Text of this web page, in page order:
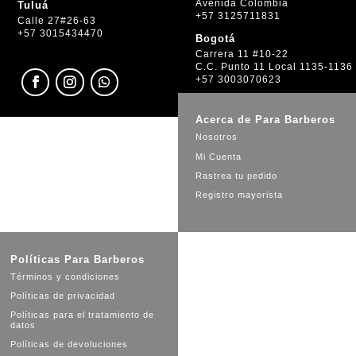
Tuluá
Calle 27#26-63
+57 3015434470
Avenida Colombia
+57 3125711831
Bogotá
Carrera 11 #10-22
C.C. Punto 11 Local 1135-1136
+57 3003070623
Acerca de Para Barberos
Nosotros
Mi Cuenta
Rastrea tu pedido
Registro mayorista
Políticas Para Barberos
Términos y condiciones
Políticas de privacidad
Políticas para el tratamiento de
datos
Políticas de devoluciones